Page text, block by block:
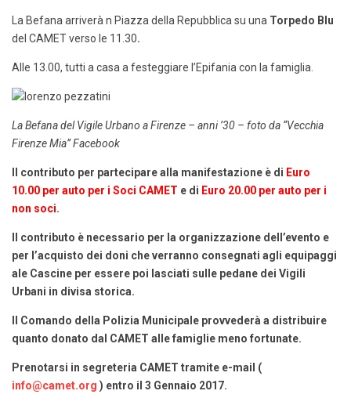
La Befana arriverà n Piazza della Repubblica su una Torpedo Blu
del CAMET verso le 11.30.
Alle 13.00, tutti a casa a festeggiare l’Epifania con la famiglia.
La Befana del Vigile Urbano a Firenze – anni ’30 – foto da “Vecchia
Firenze Mia” Facebook
Il contributo per partecipare alla manifestazione è di Euro
10.00 per auto per i Soci CAMET e di Euro 20.00 per auto per i
non soci.
Il contributo è necessario per la organizzazione dell’evento e
per l’acquisto dei doni che verranno consegnati agli equipaggi
ale Cascine per essere poi lasciati sulle pedane dei Vigili
Urbani in divisa storica.
Il Comando della Polizia Municipale provvederà a distribuire
quanto donato dal CAMET alle famiglie meno fortunate.
Prenotarsi in segreteria CAMET tramite e-mail (
info@camet.org ) entro il 3 Gennaio 2017.